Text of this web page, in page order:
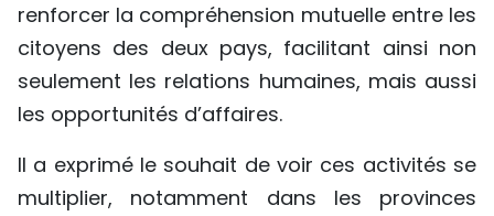
renforcer la compréhension mutuelle entre les
citoyens des deux pays, facilitant ainsi non
seulement les relations humaines, mais aussi
les opportunités d’affaires.
Il a exprimé le souhait de voir ces activités se
multiplier, notamment dans les provinces